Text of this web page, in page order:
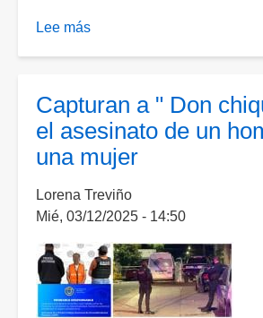
Lee más
una
mujer
y
quitaron
1800
pesos
Capturan a " Don
el asesinato de un
una mujer
Lorena Treviño
Mié, 03/12/2025 - 14:50